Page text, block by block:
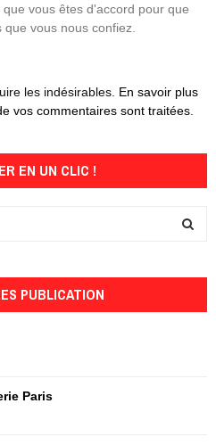
vous êtes d'accord pour que
vous nous confiez.
les indésirables. En savoir plus
vos commentaires sont traitées
EN UN CLIC !
PUBLICATION
Paris